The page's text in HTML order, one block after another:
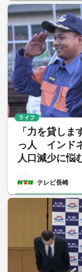
「力を貸し
っ人 インド
人口減少に悩
テレビ長崎
ライフ